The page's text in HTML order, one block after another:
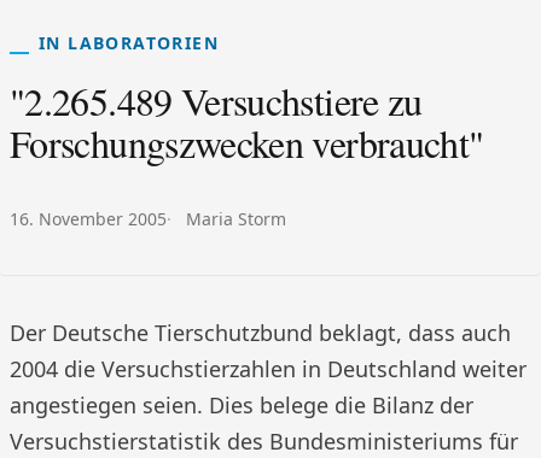
IN LABORATORIEN
"2.265.489 Versuchstiere zu
Forschungszwecken verbraucht"
Veröffentlicht am:
16. November 2005 Autor:
Maria Storm
Der Deutsche Tierschutzbund beklagt, dass auch
2004 die Versuchstierzahlen in Deutschland weiter
angestiegen seien. Dies belege die Bilanz der
Versuchstierstatistik des Bundesministeriums für